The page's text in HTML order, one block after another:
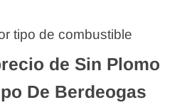
tipo de combustible
de Sin Plomo
De Berdeogas